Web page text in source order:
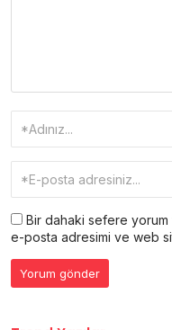
Bir dahaki sefere yorum
e-posta adresimi ve web